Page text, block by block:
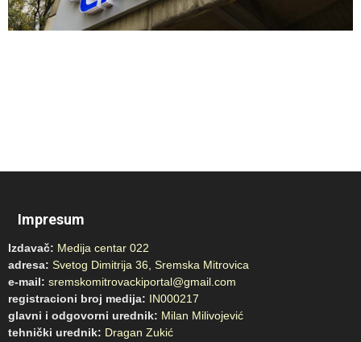
Impresum
Izdavač: Medija centar 022
adresa: Svetog Dimitrija 36, Sremska Mitrovica
e-mail: sremskomitrovackiportal@gmail.com
registracioni broj medija: IN000217
glavni i odgovorni urednik: Milan Milivojević
tehnički urednik: Dragan Zukić